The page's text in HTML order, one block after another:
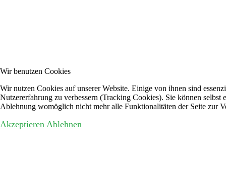
Wir benutzen Cookies
Wir nutzen Cookies auf unserer Website. Einige von ihnen sind
Nutzererfahrung zu verbessern (Tracking Cookies). Sie können selbst
Ablehnung womöglich nicht mehr alle Funktionalitäten der Seite zur
Akzeptieren Ablehnen